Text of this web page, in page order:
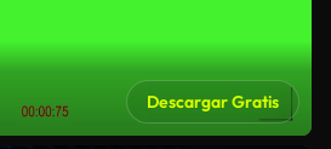
Descargar Gratis